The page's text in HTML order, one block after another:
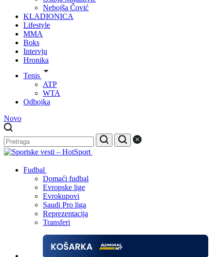
Nebojša Čović
KLADIONICA
Lifestyle
MMA
Boks
Intervju
Hronika
Tenis
ATP
WTA
Odbojka
Novo
Fudbal
Domaći fudbal
Evropske lige
Evrokupovi
Saudi Pro liga
Reprezentacija
Transferi